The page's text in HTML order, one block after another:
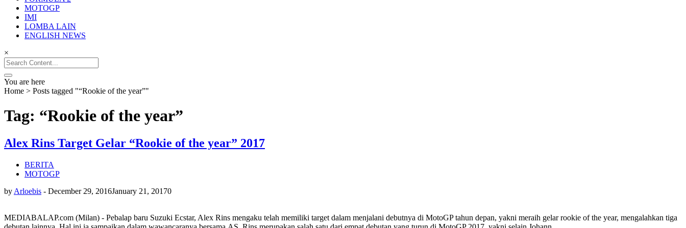
MOTOGP
IMI
LOMBA LAIN
ENGLISH NEWS
×
Search
for:
You are here
Home > Posts tagged "“Rookie of the year”"
Tag: “Rookie of the year”
Alex Rins Target Gelar “Rookie of the year” 2017
BERITA
MOTOGP
by Arloebis - December 29, 2016January 21, 20170
MEDIABALAP.com (Milan) - Pebalap baru Suzuki Ecstar, Alex Rins mengaku telah memiliki target dalam menjalani debutnya di MotoGP tahun depan, yakni meraih gelar rookie of the year, mengalahkan tiga